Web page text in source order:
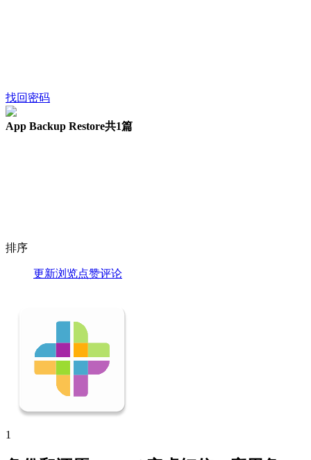
找回密码
App Backup Restore共1篇
排序
更新浏览点赞评论
1